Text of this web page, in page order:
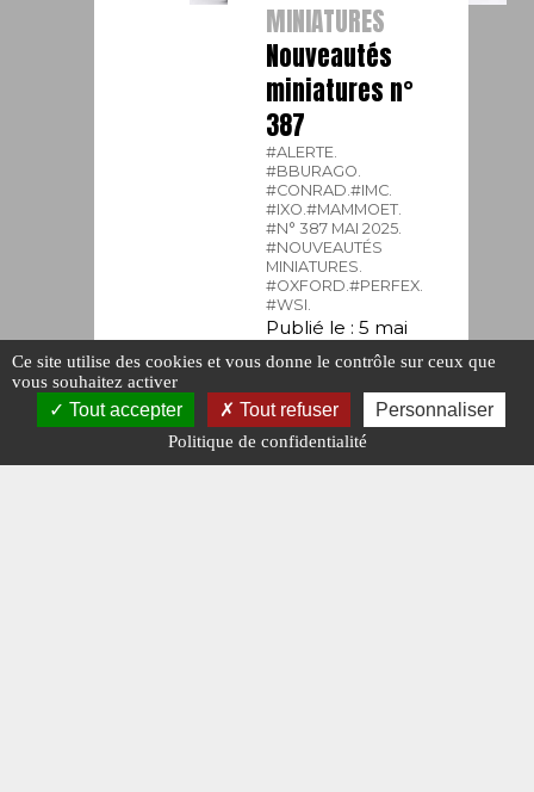
MINIATURES
Nouveautés
miniatures n°
387
#ALERTE.
#BBURAGO.
#CONRAD. #IMC.
#IXO. #MAMMOET.
#N° 387 MAI 2025.
#NOUVEAUTÉS
MINIATURES.
#OXFORD. #PERFEX.
#WSI.
Publié le : 5 mai
2025
Ce site utilise des cookies et vous donne le contrôle sur ceux que
vous souhaitez activer
Tout accepter Tout refuser Personnaliser
Politique de confidentialité